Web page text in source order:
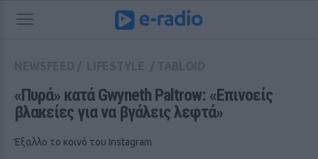
«Πυρά» κατά Gwyneth Paltrow: «Επινοείς
βλακείες για να βγάλεις λεφτά»
Έξαλλο το κοινό του Instagram